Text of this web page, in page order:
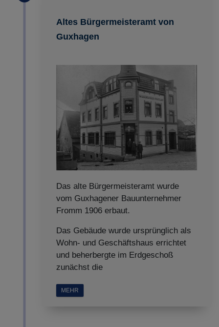
Altes Bürgermeisteramt von
Guxhagen
Das alte Bürgermeisteramt wurde
vom Guxhagener Bauunternehmer
Fromm 1906 erbaut.
Das Gebäude wurde ursprünglich als
Wohn- und Geschäftshaus errichtet
und beherbergte im Erdgeschoß
zunächst die
MEHR